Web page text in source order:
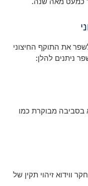
את התוקף החיצוני
ניתנים להלן:
בסביבה מבוקרת כמו
ווידוא זיהוי תקין של